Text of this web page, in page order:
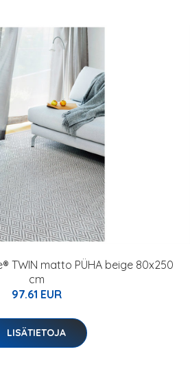
TWIN matto PÜHA beige 80x250
cm
97.61 EUR
LISÄTIETOJA